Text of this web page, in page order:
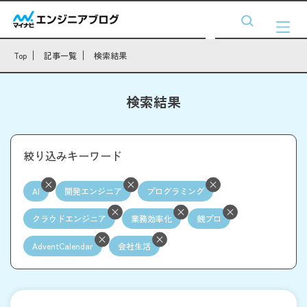
Top 記事一覧 検索結果
検索結果
絞り込みキーワード
AI 開発エンジニア プログラミング
クラウドエンジニア 業務効率化 競プロ
AdventCalendar 会社生活